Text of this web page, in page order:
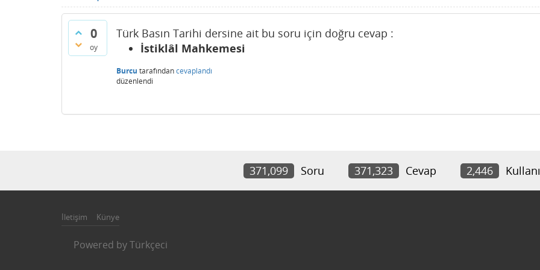
0
oy
Türk Basın Tarihi dersine ait bu soru için doğru cevap :
İstiklâl Mahkemesi
Burcu tarafındancevaplandı
düzenlendi
371,099 Soru 371,323 Cevap 2,446
İletişim Künye
Powered byTürkçeci